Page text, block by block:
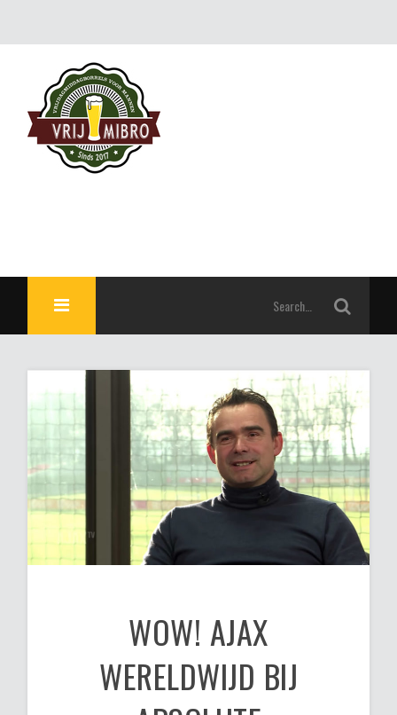
WOW! AJAX
WERELDWIJD BIJ